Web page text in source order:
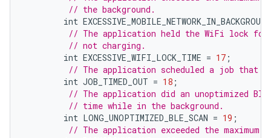
// the background.
int EXCESSIVE_MOBILE_NETWORK_IN_BACKGROUND
// The application held the WiFi lock for
// not charging.
int EXCESSIVE_WIFI_LOCK_TIME = 17 ;
// The application scheduled a job that
int JOB_TIMED_OUT = 18 ;
// The application did an unoptimized
// time while in the background.
int LONG_UNOPTIMIZED_BLE_SCAN = 19 ;
// The application exceeded the maximum